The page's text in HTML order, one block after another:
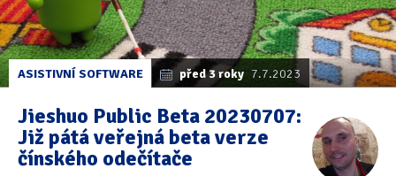
ASISTIVNÍ SOFTWARE před 3 roky 7.7.2023
Jieshuo Public Beta 20230707:
Již pátá veřejná beta verze
čínského odečítače